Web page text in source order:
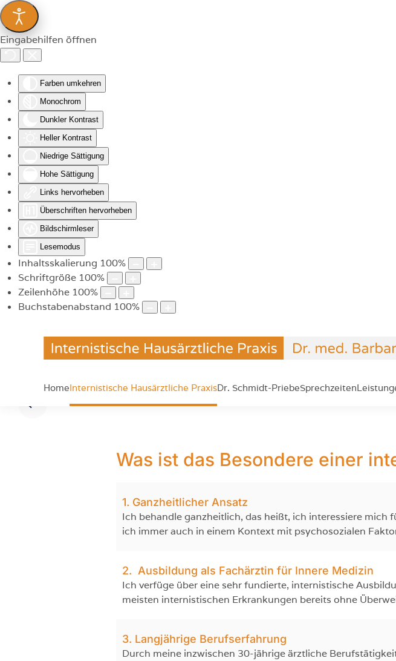
Eingabehilfen öffnen
Farben umkehren
Monochrom
Dunkler Kontrast
Heller Kontrast
Niedrige Sättigung
Hohe Sättigung
Links hervorheben
Überschriften hervorheben
Bildschirmleser
Lesemodus
Inhaltsskalierung 100%
Schriftgröße 100%
Zeilenhöhe 100%
Buchstabenabstand 100%
Zum Hauptinhalt springen
HomeInternistische Hausärztliche PraxisDr. Schmidt-PriebeSprechzeiten
Was ist das Besondere einer
1. Ganzheitlicher Ansatz
Ich behandle ganzheitlich, das heißt, ich interessiere mich
ich immer auch in einem Kontext mit psychosozialen
2. Ausbildung als Fachärztin für Innere Medizin
Ich verfüge über eine sehr fundierte, internistische
meisten internistischen Erkrankungen bereits ohne
3. Langjährige Berufserfahrung
Durch meine inzwischen 30-jährige ärztliche